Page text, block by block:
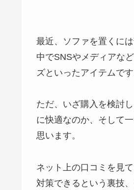
最近、ソファを置くに
中でSNSやメディアな
ズといったアイテムです
ただ、いざ購入を検討
に快適なのか、そして
思います。
ネット上の口コミを見
対策できるという裏技